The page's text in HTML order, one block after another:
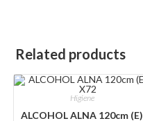
Related products
Higiene
ALCOHOL ALNA 120cm (E)